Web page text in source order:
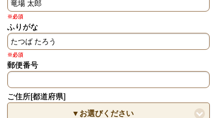
※必須
ふりがな
※必須
郵便番号
ご住所[都道府県]
▼お選びください